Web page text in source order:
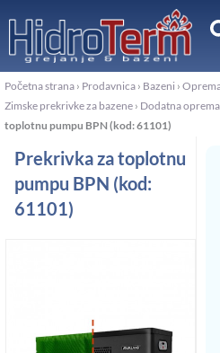
sadržaj
Početna strana › Prodavnica › Bazeni ›
Zimske prekrivke za bazene › Dodatna
toplotnu pumpu BPN (kod: 61101)
Prekrivka za toplotnu
pumpu BPN (kod:
61101)